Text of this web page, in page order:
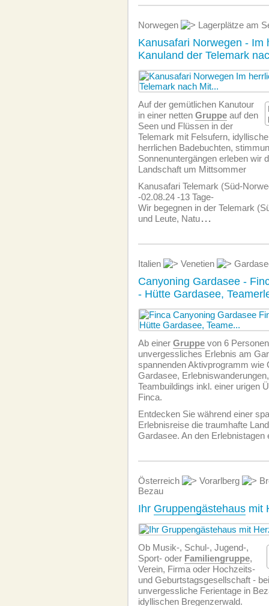
Norwegen Lagerplätze am
Kanusafari Norwegen - Im
Kanuland der Telemark
Auf der gemütlichen Kanutour
in einer netten Gruppe auf den
Seen und Flüssen in der
Telemark mit Felsufern,
herrlichen Badebuchten,
Sonnenuntergängen erleben wir
Landschaft um Mittsommer
Kanusafari Telemark (Süd-
-02.08.24 -13 Tage-
Wir begegnen in der Telemark
und Leute, Natu...
Italien Venetien
Canyoning Gardasee -
- Hütte Gardasee,
Ab einer Gruppe von 6
unvergessliches Erlebnis am
spannenden Aktivprogramm wie
Gardasee,
Teambuildings inkl. einer urigen
Finca.
Entdecken Sie während einer
Erlebnisreise die traumhafte
Gardasee. An den Erlebnistagen
Österreich Vorarlberg
Bezau
Ihr Gruppengästehaus mit
Ob Musik-, Schul-, Jugend-,
Sport- oder Familiengruppe,
Verein, Firma oder Hochzeits-
und Geburtstagsgesellschaft -
unvergessliche Ferientage in
idyllischen Bregenzerwald.